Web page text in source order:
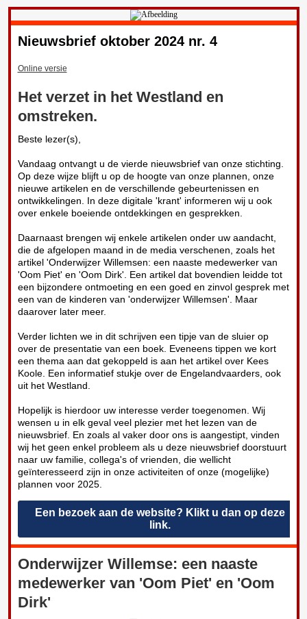
Nieuwsbrief oktober 2024 nr. 4
Online versie
Het verzet in het Westland en
omstreken.
Beste lezer(s),
Vandaag ontvangt u de vierde nieuwsbrief van onze stichting.
Op deze wijze blijft u op de hoogte van onze plannen, onze
nieuwe artikelen en de verschillende gebeurtenissen en
ontwikkelingen. In deze digitale 'krant' informeren wij u ook
over enkele boeiende ontdekkingen en gesprekken.
Daarnaast brengen wij enkele artikelen onder uw aandacht,
die de afgelopen maand in de media verschenen, zoals het
artikel 'Onderwijzer Willemsen: een naaste medewerker van
'Oom Piet' en 'Oom Dirk'. Een artikel dat bovendien leidde tot
een bijzondere ontmoeting en een goed en zinvol gesprek met
een van de kinderen van 'onderwijzer Willemsen'. Maar
daarover later meer.
Verder lichten we in dit schrijven een tipje van de sluier op
over de presentatie van een boek. Eveneens tippen we kort
een thema aan dat gekoppeld is aan het artikel over Kees
Koole. Een informatief stukje over de Engelandvaarders, ook
uit het Westland.
Hopelijk is hierdoor uw interesse verder toegenomen. Wij
wensen u in elk geval veel plezier met het lezen van de
nieuwsbrief. En zoals al vaker door ons is aangestipt, vinden
wij het geen enkel probleem als u deze nieuwsbrief doorstuurt
naar uw familie, collega's of vrienden, die wellicht
geïnteresseerd zijn in onze activiteiten of onze (mogelijke)
plannen voor 2025.
Een bezoek aan de website? Klikt u dan op deze
link.
Onderwijzer Willemse: een naaste
medewerker van 'Oom Piet' en 'Oom
Dirk'